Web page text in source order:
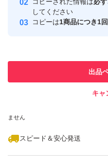
発生する場合があります。
がかかるため、品質の変化
日数がかかりすぎる場合は
になる場合があります。
る方のみご購入をお願いい
・配送日数や品質変化に関
取引実績
ません
スピード＆安心発送
コピーされた情報は必
してください
コピーは1商品につき1回
出品
キャ